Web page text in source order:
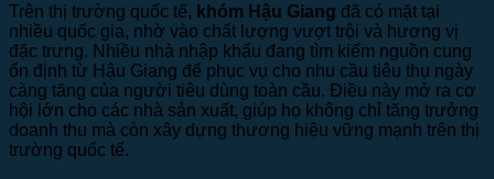
Trên thị trường quốc tế, khóm Hậu Giang đã có mặt tại
nhiều quốc gia, nhờ vào chất lượng vượt trội và hương vị
đặc trưng. Nhiều nhà nhập khẩu đang tìm kiếm nguồn cung
ổn định từ Hậu Giang để phục vụ cho nhu cầu tiêu thụ ngày
càng tăng của người tiêu dùng toàn cầu. Điều này mở ra cơ
hội lớn cho các nhà sản xuất, giúp họ không chỉ tăng trưởng
doanh thu mà còn xây dựng thương hiệu vững mạnh trên thị
trường quốc tế.